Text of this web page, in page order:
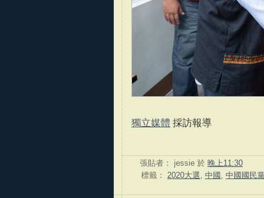
獨立媒體 採訪報導
張貼者： jessie 於 晚上11:30
標籤： 2020大選 中國 中國國民黨